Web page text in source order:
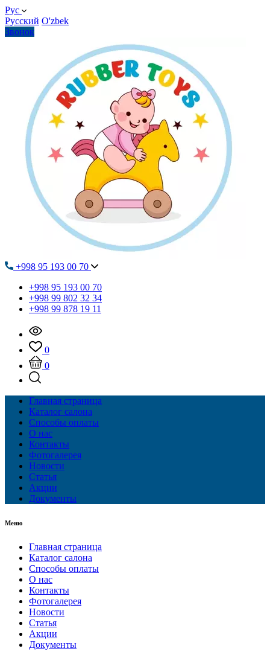
Рус
Русский O'zbek
Звонок
+998 95 193 00 70
+998 95 193 00 70
+998 99 802 32 34
+998 99 878 19 11
0
0
Главная страница
Каталог салона
Способы оплаты
О нас
Контакты
Фотогалерея
Новости
Статья
Акции
Документы
Меню
Главная страница
Каталог салона
Способы оплаты
О нас
Контакты
Фотогалерея
Новости
Статья
Акции
Документы